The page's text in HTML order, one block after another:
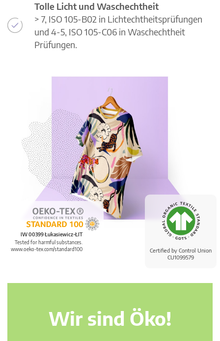
Certified by Control Union
CU1099579
IW 00399 Łukasiewicz-ŁIT
Tested for harmful substances.
www.oeko-tex.com/standard100
Tolle Licht und Waschechtheit
> 7, ISO 105-B02 in Lichtechtheitsprüfungen
und 4-5, ISO 105-C06 in Waschechtheit
Prüfungen.
Wir sind Öko!